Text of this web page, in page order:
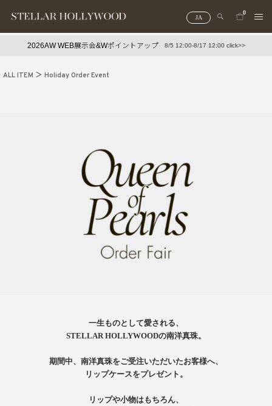
JA
0
#スタッフイチ押し（通勤パールアクセ）
2026AW WEB展示会&Wポイントアップ 8/5 12:00-8/17 12:00 click>>
ALL ITEM Holiday Order Event
一生ものとして愛される、
STELLAR HOLLYWOODの南洋真珠。
期間中、南洋真珠をご受注いただいたお客様へ、
リップケースをプレゼント。
リップや小物はもちろん、